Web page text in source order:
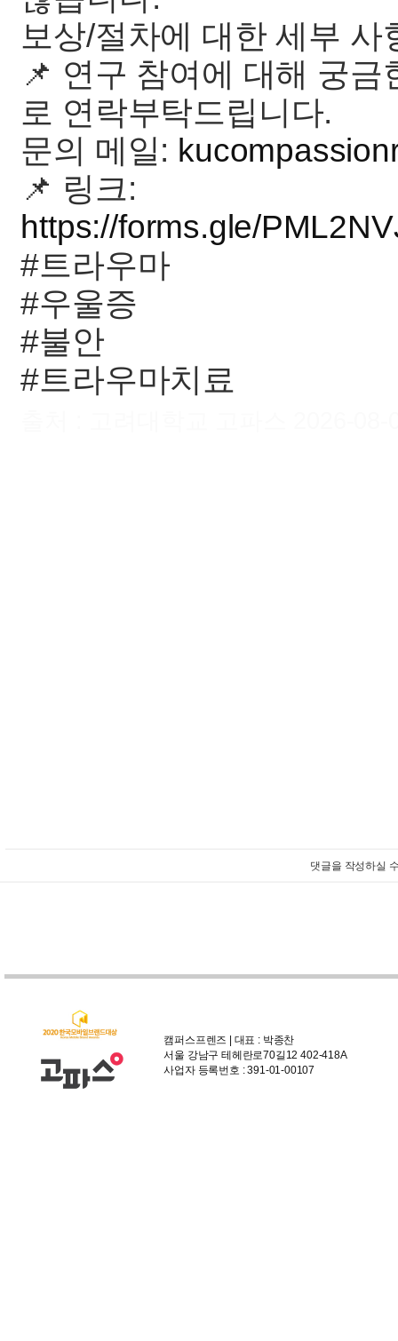
보상/절차에 대한 세부
📌 연구 참여에 대해 궁
로 연락부탁드립니다.
문의 메일:
📌 링크:
https://forms.gle/
#트라우마
#우울증
#불안
#트라우마치료
댓글을 작성하실
캠퍼스프렌즈 | 대표 : 박종찬
서울 강남구 테헤란로70길12 402-418A
사업자 등록번호 : 391-01-00107